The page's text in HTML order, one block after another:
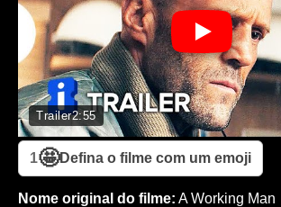
Trailer2:55
1🤩Defina o filme com um emoji
Nome original do filme: A Working Man